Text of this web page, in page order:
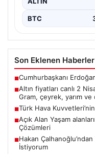
BTC
Son Eklenen Haberler
■Cumhurbaşkanı
■Altın fiyatları canlı 2
Gram, çeyrek, yarım ve
■Türk Hava
■Açık Alan Yaşam
Çözümleri
■Hakan
İstiyorum